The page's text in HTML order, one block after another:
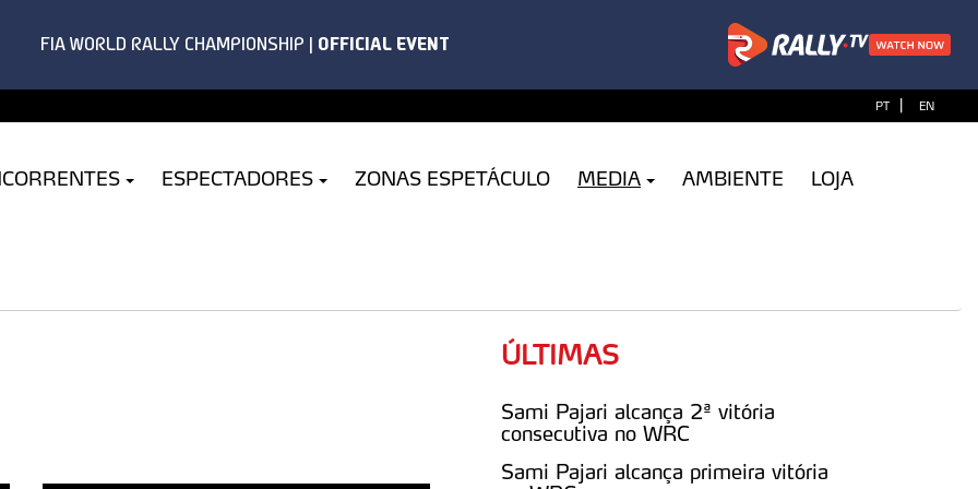
PT | EN
ESPECTADORES ZONAS ESPETÁCULO MEDIA AMBIENTE LOJA
ÚLTIMAS
Sami Pajari alcança 2ª vitória
consecutiva no WRC
Sami Pajari alcança primeira vitória